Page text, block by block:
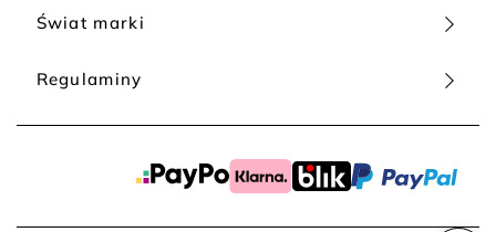
wydłuża nogi, a jednocześnie podkreśla talię. Doskonale
pasują do sneakersów, trampek, botków, a także do szpilek,
jaki model się zdecydować? Mamy dla Ciebie dobrą wiadomość
- w nadchodzących sezonach modne będzie to, w czym
Spodnie jeansowe wyróżnia przede wszystkim
Świat marki
Regulaminy